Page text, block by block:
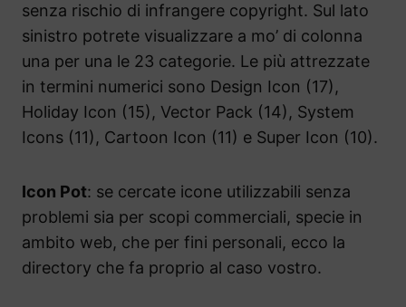
senza rischio di infrangere copyright. Sul lato
sinistro potrete visualizzare a mo’ di colonna
una per una le 23 categorie. Le più attrezzate
in termini numerici sono Design Icon (17),
Holiday Icon (15), Vector Pack (14), System
Icons (11), Cartoon Icon (11) e Super Icon (10).
Icon Pot: se cercate icone utilizzabili senza
problemi sia per scopi commerciali, specie in
ambito web, che per fini personali, ecco la
directory che fa proprio al caso vostro.